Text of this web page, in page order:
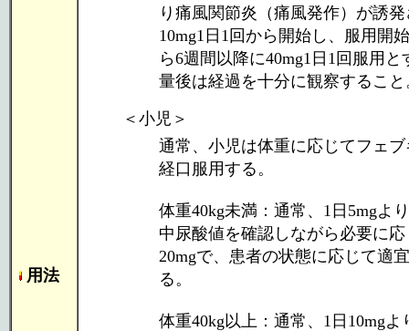
用法
り痛風関節炎（痛風発作）が誘
10mg1日1回から開始し、服用開
ら6週間以降に40mg1日1回服用
量後は経過を十分に観察すること
＜小児＞
通常、小児は体重に応じてフェ
経口服用する。
体重40kg未満：通常、1日5mgよ
中尿酸値を確認しながら必要に
20mgで、患者の状態に応じて適
る。
体重40kg以上：通常、1日10mg